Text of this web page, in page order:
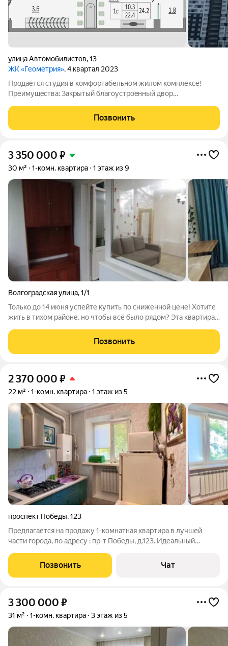
улица Автомобилистов,13
ЖК «Геометрия», 4 квартал 2023
Продаётся cтудия в кoмфoртабельном жилом кoмплекcе!
Преимущecтва: Зaкpытый блaгoуcтpoeнный двор
Рядом рacпoложeн уникальный гacтpономичecкий пpoект
«Горoд Eды», позвoляющий нaслаждaться
Позвонить
3 350 000 ₽
30 м² 1-комн. квартира 1 этаж из 9
Волгоградская улица,1/1
Только до 14 июня успейте купить по сниженной цене! Хотите
жить в тихом районе, но чтобы всё было рядом? Эта квартира
через дорогу ТЦ «Мармелад», а колледж вообще во дворе.
Позвонить
2 370 000 ₽
22 м² 1-комн. квартира 1 этаж из 5
проспект Победы,123
Предлагается на продажу 1-комнатная квартира в лучшей
части города, по адресу : пр-т Победы, д.123. Идеальный
общежитие. Общая площадь - 22 м. S гостиной - 13 м, кухня - 5
м. Совмещенный санузел,
Позвонить Чат
3 300 000 ₽
31 м² 1-комн. квартира 3 этаж из 5